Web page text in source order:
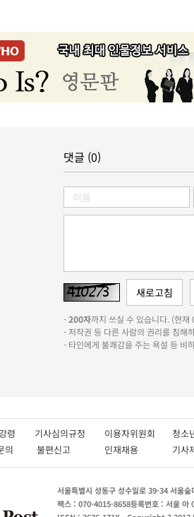
댓글 (0)
-200자까지 쓰실 수 있습니다. (현
- 저작권 등 다른 사람의 권리를 침해
- 타인에게 불쾌감을 주는 욕설 등 비
강령 기사심의규정 이용자위원회 청
의 불편신고 인재채용 기
서울특별시 성동구 성수일로 39-34 서울
팩스 : 070-4015-8658등록번호 : 서울 아